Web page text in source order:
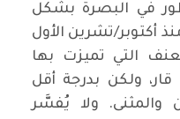
في البصرة بشكل
أكتوبر/تشرين الأول
التي تميزت بها
ولكن بدرجة أقل
ولا يُفسَّر